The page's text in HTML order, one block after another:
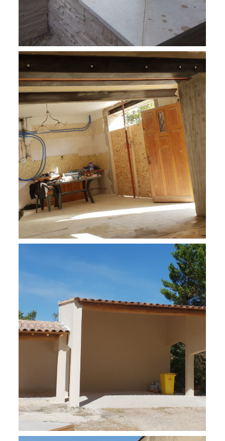
Réhaussement d'un mur de clôture
Entourage d'un bassin
Ouverture d'un mur porteur